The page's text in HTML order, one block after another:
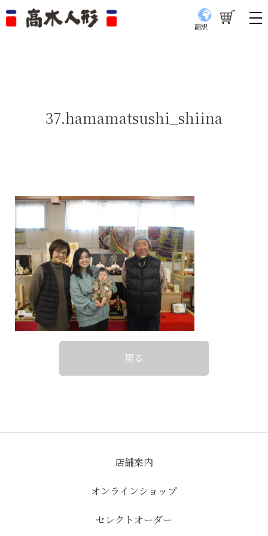
翻訳
37.hamamatsushi_shiina
戻る
店舗案内
オンラインショップ
セレクトオーダー